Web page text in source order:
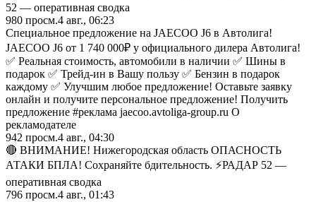
52 — оперативная сводка
980 просм.4 авг., 06:23
Специальное предложение на JAECOO J6 в Автолига!
JAECOO J6 от 1 740 000₽ у официального дилера Автолига!
✅ Реальная стоимость, автомобили в наличии ✅ Шины в
подарок ✅ Трейд-ин в Вашу пользу ✅ Бензин в подарок
каждому ✅ Улучшим любое предложение! Оставьте заявку
онлайн и получите персональное предложение! Получить
предложение #реклама jaecoo.avtoliga-group.ru О
рекламодателе
942 просм.4 авг., 04:30
🔴 ВНИМАНИЕ! Нижегородская область ОПАСНОСТЬ
АТАКИ БПЛА! Сохраняйте бдительность. ⚡️РАДАР 52 —
оперативная сводка
796 просм.4 авг., 01:43